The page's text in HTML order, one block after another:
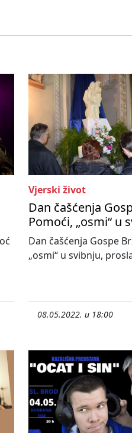
Vjerski život
Dan čašćenja
Pomoći, „osmi“ u
Dan čašćenja Gospe
„osmi“ u svibnju,
08.05.2022. u 18:00